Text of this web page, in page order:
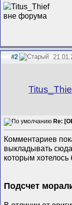
#2
Re:
Комментариев
выкладывать
которым
Подсчет